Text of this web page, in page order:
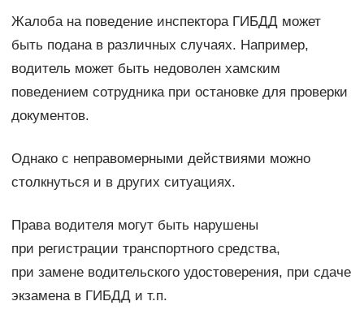
Жалоба на поведение инспектора ГИБДД может
быть подана в различных случаях. Например,
водитель может быть недоволен хамским
поведением сотрудника при остановке для проверки
документов.
Однако с неправомерными действиями можно
столкнуться и в других ситуациях.
Права водителя могут быть нарушены
при регистрации транспортного средства,
при замене водительского удостоверения, при сдаче
экзамена в ГИБДД и т.п.